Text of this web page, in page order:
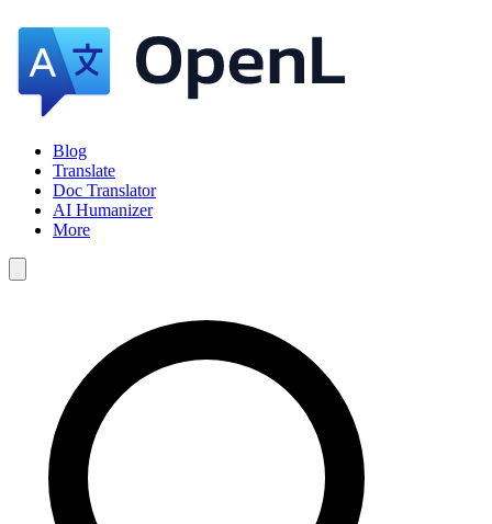
Blog
Translate
Doc Translator
AI Humanizer
More